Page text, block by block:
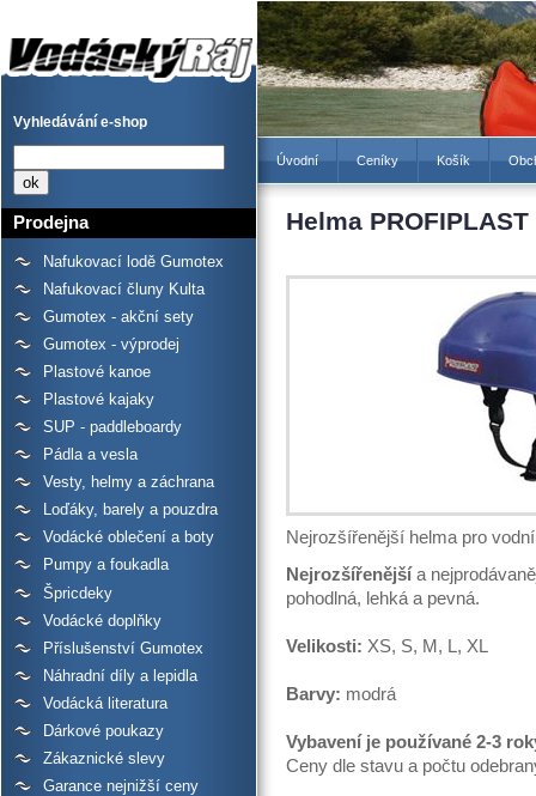
raftů Gumotex, kanoí a
kajaků - Vodácký Ráj
Úvodní Ceníky Košík
Vyhledávání e-shop
Prodejna
Nafukovací lodě Gumotex
Nafukovací čluny Kulta
Gumotex - akční sety
Gumotex - výprodej
Plastové kanoe
Plastové kajaky
SUP - paddleboardy
Pádla a vesla
Vesty, helmy a záchrana
Loďáky, barely a pouzdra
Vodácké oblečení a boty
Pumpy a foukadla
Špricdeky
Vodácké doplňky
Příslušenství Gumotex
Náhradní díly a lepidla
Vodácká literatura
Dárkové poukazy
Zákaznické slevy
Garance nejnižší ceny
Helma
Nejrozšířenější helma pro
Nejrozšířenější a
pohodlná, lehká a pevná.
Velikosti: XS, S, M, L, XL
Barvy: modrá
Vybavení je používané 2-3
Ceny dle stavu a počtu